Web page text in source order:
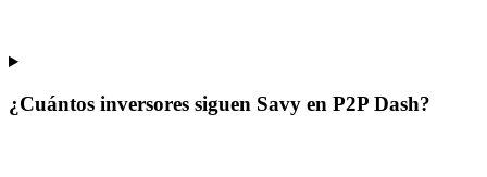
¿Cuántos inversores siguen Savy en P2P Dash?